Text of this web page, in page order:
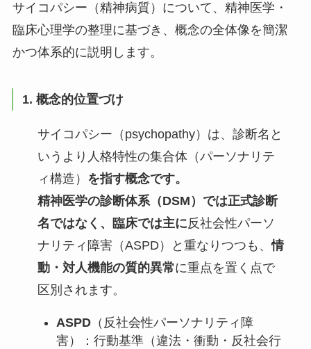
サイコパシー（精神病質）について、精神医学・
臨床心理学の整理に基づき、概念の全体像を簡潔
かつ体系的に説明します。
1. 概念的位置づけ
サイコパシー（psychopathy）は、診断名と
いうより人格特性の集合体（パーソナリテ
ィ構造）
を指す概念です。
精神医学の診断体系（DSM）では正式診断
名ではなく、臨床では主に反社会性パーソ
ナリティ障害（ASPD）と重なりつつも、情
動・対人機能の質的異常に重点を置く点で
区別されます。
ASPD（反社会性パーソナリティ障
害）：行動基準（違法・衝動・反社会行